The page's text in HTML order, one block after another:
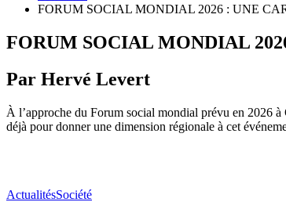
FORUM SOCIAL MONDIAL 2026 : UNE
FORUM SOCIAL MONDIAL
Par Hervé Levert
À l’approche du Forum social mondial prévu en 2026
déjà pour donner une dimension régionale à cet
ActualitésSociété